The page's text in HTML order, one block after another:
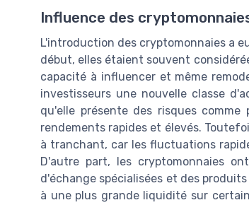
Influence des
L'introduction des cryptomonnaies a
début, elles étaient souvent
capacité à influencer et même
investisseurs une nouvelle classe
qu'elle présente des risques
rendements rapides et élevés.
à tranchant, car les fluctuations
D'autre part, les cryptomonnaies
d'échange spécialisées et des
à une plus grande liquidité sur